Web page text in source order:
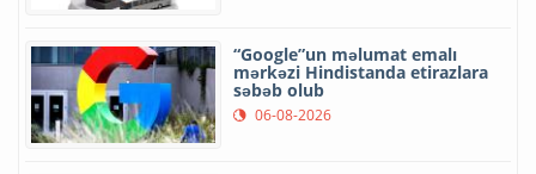
“Google”un məlumat emalı
mərkəzi Hindistanda etirazlara
səbəb olub
06-08-2026